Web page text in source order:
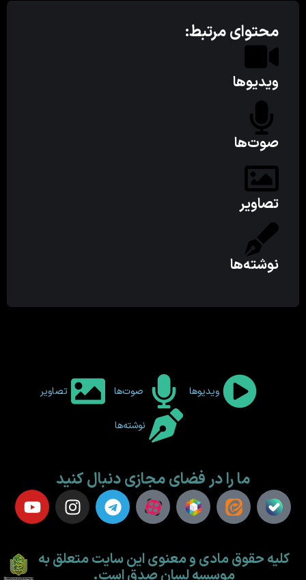
محتوای مرتبط:
ویدیوها
صوت‌ها
تصاویر
نوشته‌ها
ویدیوها صوت‌ها تصاویر
نوشته‌ها
ما را در فضای مجازی دنبال کنید
کلیه حقوق مادی و معنوی این سایت متعلق به